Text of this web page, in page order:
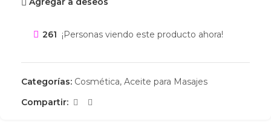
261 ¡Personas viendo este producto ahora!
Categorías: Cosmética, Aceite para Masajes
Compartir: